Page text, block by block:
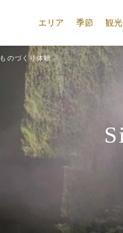
エリア 季節 観
ものづくり体験